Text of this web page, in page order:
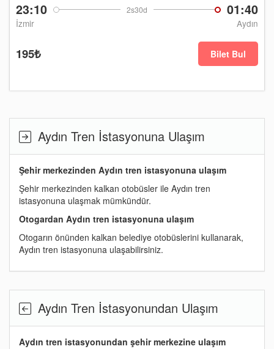
23:10 2s30d 01:40
İzmir Aydın
195₺ Bilet Bul
Aydın Tren İstasyonuna Ulaşım
Şehir merkezinden Aydın tren istasyonuna ulaşım
Şehir merkezinden kalkan otobüsler ile Aydın tren
istasyonuna ulaşmak mümkündür.
Otogardan Aydın tren istasyonuna ulaşım
Otogarın önünden kalkan belediye otobüslerini kullanarak,
Aydın tren istasyonuna ulaşabilirsiniz.
Aydın Tren İstasyonundan Ulaşım
Aydın tren istasyonundan şehir merkezine ulaşım